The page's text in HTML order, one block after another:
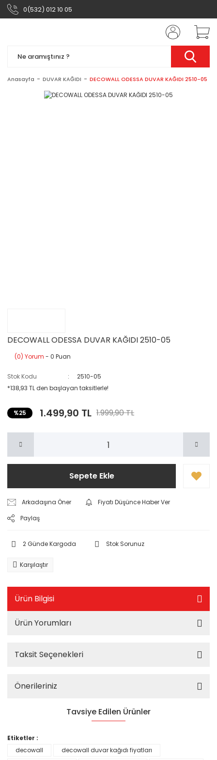
0(532) 012 10 05
Anasayfa DUVAR KAĞIDI DECOWALL ODESSA DUVAR KAĞIDI 2510-05
DECOWALL ODESSA DUVAR KAĞIDI 2510-05
(0) Yorum - 0 Puan
Stok Kodu
2510-05
*138,93 TL den başlayan taksitlerle!
%25 1.499,90 TL 1.999,90 TL
Sepete Ekle
Arkadaşına Öner
Fiyatı Düşünce Haber Ver
Paylaş
2 Günde Kargoda Stok Sorunuz
Karşılaştır
Ürün Bilgisi
Ürün Yorumları
Taksit Seçenekleri
Önerileriniz
Tavsiye Edilen Ürünler
Etiketler :
decowall
decowall duvar kağıdı fiyatları